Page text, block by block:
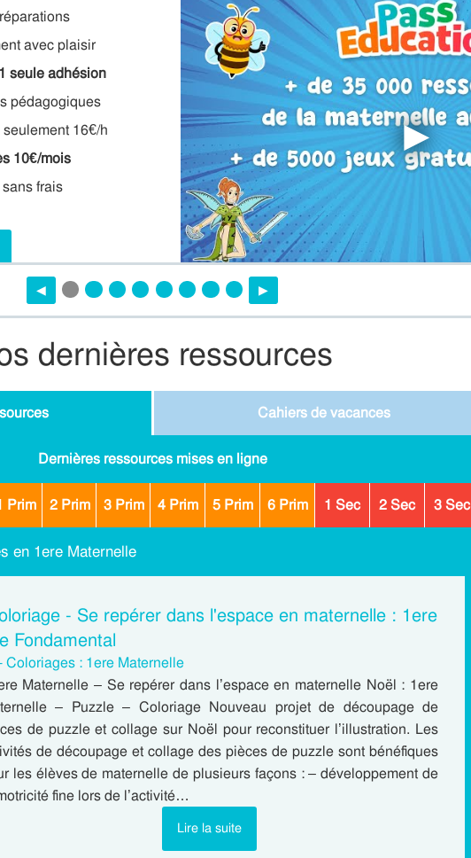
avec plaisir
seule adhésion
pédagogiques
16€/h
10€/mois
frais
►
◀︎ ▶︎
dernières ressources
Cahiers de vacances
Dernières ressources mises en ligne
Prim 2 Prim 3 Prim 4 Prim 5 Prim 6 Prim 1 Sec 2 Sec 3 Sec
en 1ere Maternelle
- Se repérer dans l'espace en maternelle : 1ere
Fondamental
Coloriages : 1ere Maternelle
Maternelle – Se repérer dans l’espace en maternelle Noël : 1ere
– Puzzle – Coloriage Nouveau projet de découpage de
de puzzle et collage sur Noël pour reconstituer l’illustration. Les
de découpage et collage des pièces de puzzle sont bénéfiques
les élèves de maternelle de plusieurs façons : – développement de
fine lors de l’activité…
Lire la suite